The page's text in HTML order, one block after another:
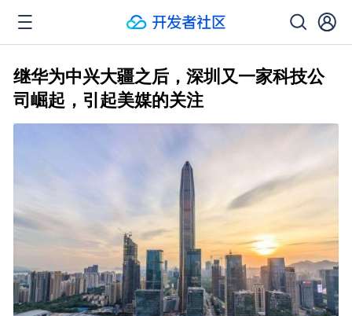
继华为中兴大疆之后，深圳又一家科技公
司崛起，引起美媒的关注